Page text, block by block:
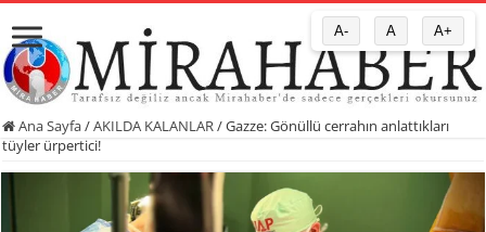
Ana Sayfa/AKILDA KALANLAR /Gazze: Gönüllü cerrahın anlattıkları
tüyler ürpertici!
A- A A+